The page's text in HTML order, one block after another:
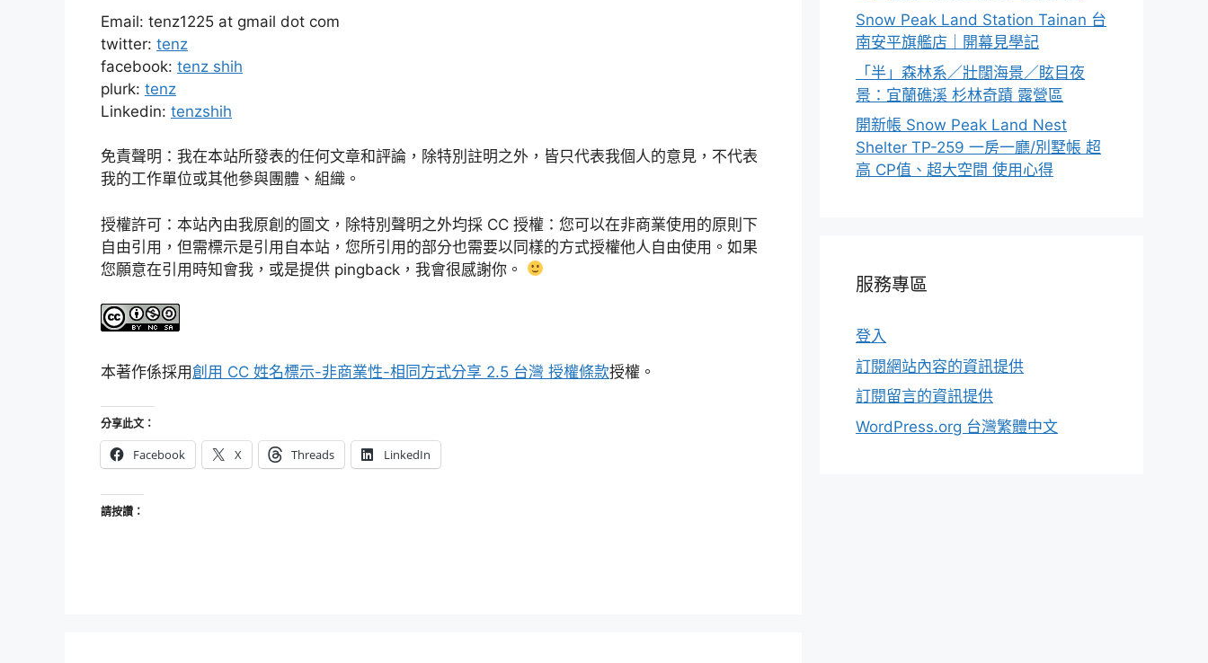
Email: tenz1225 at gmail dot com
twitter: tenz
facebook: tenz shih
plurk: tenz
Linkedin: tenzshih
免責聲明：我在本站所發表的任何文章和評論，除特別註明之外，皆只代表我個人的意見，不代表
我的工作單位或其他參與團體、組織。
授權許可：本站內由我原創的圖文，除特別聲明之外均採 CC 授權：您可以在非商業使用的原則下
自由引用，但需標示是引用自本站，您所引用的部分也需要以同樣的方式授權他人自由使用。如果
您願意在引用時知會我，或是提供 pingback，我會很感謝你。
本著作係採用創用 CC 姓名標示-非商業性-相同方式分享 2.5 台灣 授權條款授權。
分享此文：
Facebook X Threads LinkedIn
請按讚：
Snow Peak Land Station Tainan 台
南安平旗艦店｜開幕見學記
「半」森林系／壯闊海景／眩目夜
景：宜蘭礁溪 杉林奇蹟 露營區
開新帳 Snow Peak Land Nest
Shelter TP-259 一房一廳/別墅帳 超
高 CP值、超大空間 使用心得
服務專區
登入
訂閱網站內容的資訊提供
訂閱留言的資訊提供
WordPress.org 台灣繁體中文